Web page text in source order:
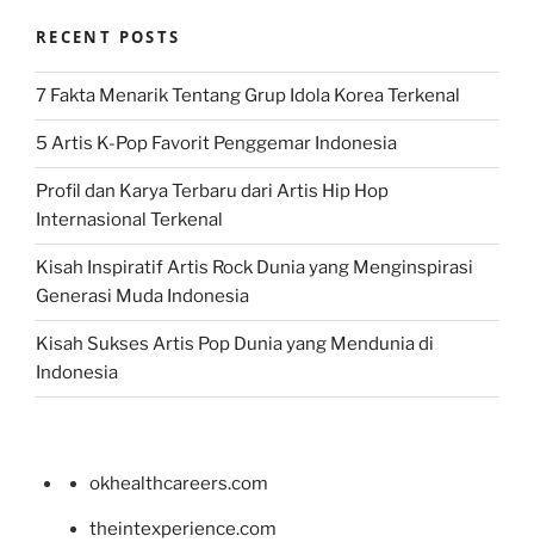
RECENT POSTS
7 Fakta Menarik Tentang Grup Idola Korea Terkenal
5 Artis K-Pop Favorit Penggemar Indonesia
Profil dan Karya Terbaru dari Artis Hip Hop
Internasional Terkenal
Kisah Inspiratif Artis Rock Dunia yang Menginspirasi
Generasi Muda Indonesia
Kisah Sukses Artis Pop Dunia yang Mendunia di
Indonesia
okhealthcareers.com
theintexperience.com